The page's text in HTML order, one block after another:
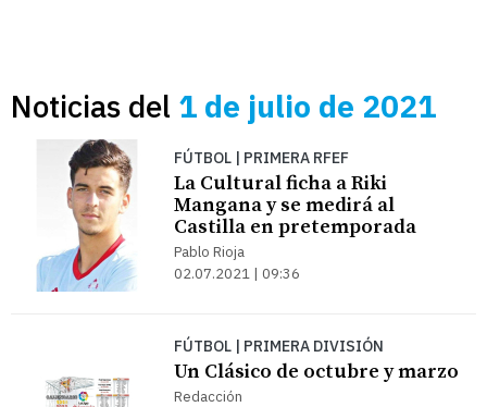
Noticias del 1 de julio de 2021
FÚTBOL | PRIMERA RFEF
La Cultural ficha a Riki
Mangana y se medirá al
Castilla en pretemporada
Pablo Rioja
02.07.2021 | 09:36
FÚTBOL | PRIMERA DIVISIÓN
Un Clásico de octubre y marzo
Redacción